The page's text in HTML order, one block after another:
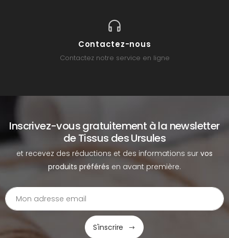
Contactez-nous
Contactez notre service en ligne
Inscrivez-vous gratuitement à la newsletter
de Tissus des Ursules
et recevez des réductions et des informations sur vos
produits préférés en avant première.
S'inscrire